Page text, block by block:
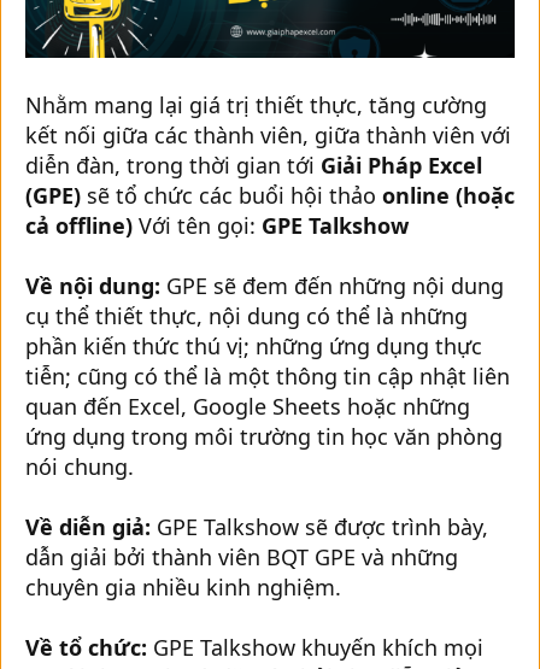
Nhằm mang lại giá trị thiết thực, tăng cường
kết nối giữa các thành viên, giữa thành viên với
diễn đàn, trong thời gian tới Giải Pháp Excel
(GPE) sẽ tổ chức các buổi hội thảo online (hoặc
cả offline) Với tên gọi: GPE Talkshow
Về nội dung: GPE sẽ đem đến những nội dung
cụ thể thiết thực, nội dung có thể là những
phần kiến thức thú vị; những ứng dụng thực
tiễn; cũng có thể là một thông tin cập nhật liên
quan đến Excel, Google Sheets hoặc những
ứng dụng trong môi trường tin học văn phòng
nói chung.
Về diễn giả: GPE Talkshow sẽ được trình bày,
dẫn giải bởi thành viên BQT GPE và những
chuyên gia nhiều kinh nghiệm.
Về tổ chức: GPE Talkshow khuyến khích mọi